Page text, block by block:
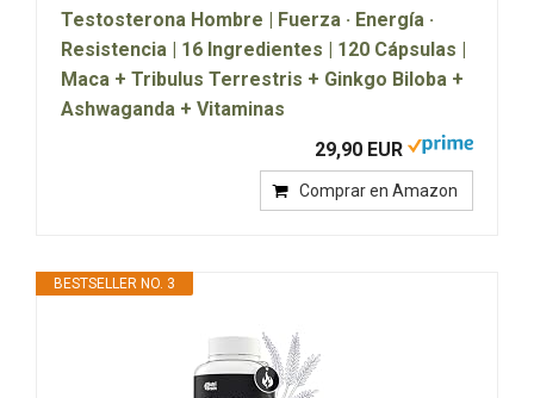
Testosterona Hombre | Fuerza · Energía ·
Resistencia | 16 Ingredientes | 120 Cápsulas |
Maca + Tribulus Terrestris + Ginkgo Biloba +
Ashwaganda + Vitaminas
29,90 EUR
Comprar en Amazon
BESTSELLER NO. 3